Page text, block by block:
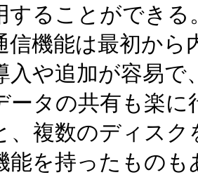
することができ
信機能は最初か
入や追加が容易で
ータの共有も楽
、複数のディス
能を持ったものも